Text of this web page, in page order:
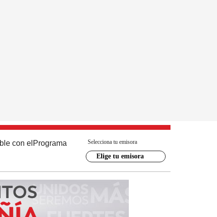
con el Programa Selecciona tu emisora
Elige tu emisora